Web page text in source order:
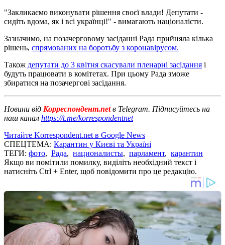
"Закликаємо виконувати рішення своєї влади! Депутати -
сидіть вдома, як і всі українці!" - вимагають націоналісти.
Зазначимо, на позачерговому засіданні Рада прийняла кілька
рішень, спрямованих на боротьбу з коронавірусом.
Також депутати до 3 квітня скасували пленарні засідання і
будуть працювати в комітетах. При цьому Рада зможе
збиратися на позачергові засідання.
Новини від Корреспондент.netв Telegram. Підписуйтесь на
наш канал https://t.me/korrespondentnet
Читайте Korrespondent.net в Google News
СПЕЦТЕМА: Карантин у Києві та Україні
ТЕГИ: фото, Рада, националисты, парламент, карантин
Якщо ви помітили помилку, виділіть необхідний текст і
натисніть Ctrl + Enter, щоб повідомити про це редакцію.